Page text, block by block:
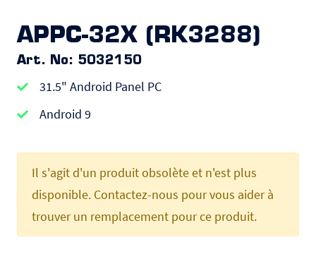
APPC-32X (RK3288)
Art. No: 5032150
31.5" Android Panel PC
Android 9
Il s'agit d'un produit obsolète et n'est plus
disponible. Contactez-nous pour vous aider à
trouver un remplacement pour ce produit.